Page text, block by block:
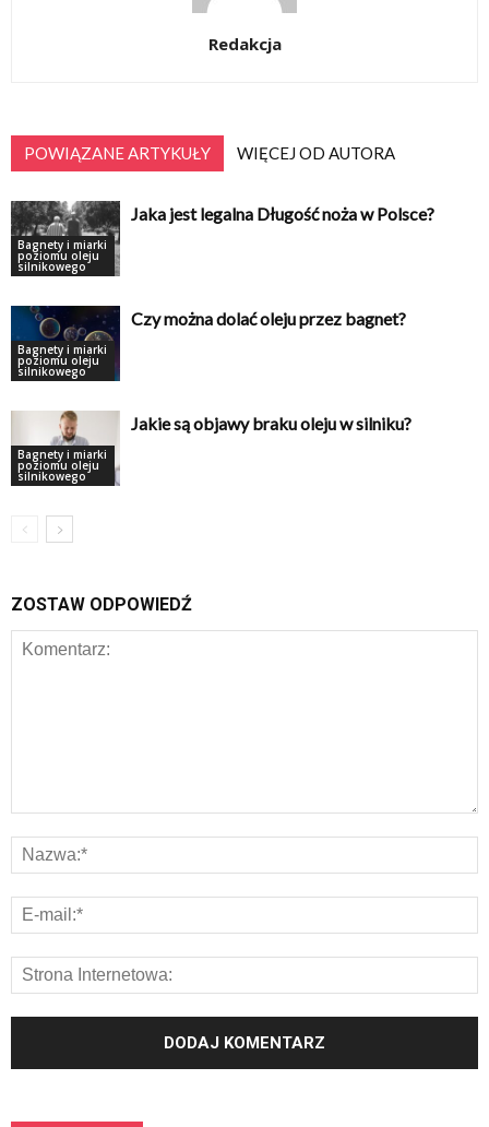
Redakcja
POWIĄZANE ARTYKUŁY WIĘCEJ OD AUTORA
Bagnety i miarki
poziomu oleju
silnikowego
Jaka jest legalna Długość noża w Polsce?
Bagnety i miarki
poziomu oleju
silnikowego
Czy można dolać oleju przez bagnet?
Bagnety i miarki
poziomu oleju
silnikowego
Jakie są objawy braku oleju w silniku?
ZOSTAW ODPOWIEDŹ